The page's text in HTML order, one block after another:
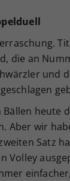
die an
und
heute
Aber wir
Satz
Volley